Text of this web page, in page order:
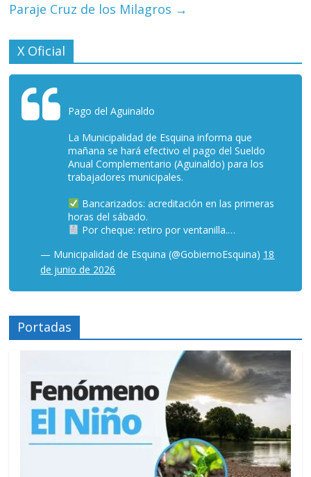
Paraje Cruz de los Milagros →
X Oficial
Pago del Aguinaldo
La Municipalidad de Esquina informa que
mañana se hará efectivo el pago del Sueldo
Anual Complementario (Aguinaldo) para los
trabajadores municipales.
Bancarizados: acreditación en las primeras
horas del sábado.
Por cheque: retiro por ventanilla.…
— Municipalidad de Esquina (@GobiernoEsquina) 18
de junio de 2026
Portadas